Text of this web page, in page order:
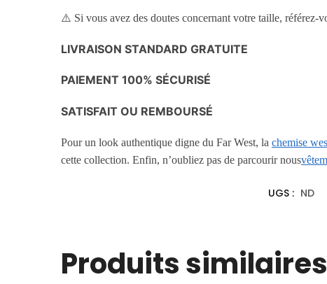
⚠️ Si vous avez des doutes concernant votre taille, référez-
LIVRAISON STANDARD GRATUITE
PAIEMENT 100% SÉCURISÉ
SATISFAIT OU REMBOURSÉ
Pour un look authentique digne du Far West, lachemise
cette collection. Enfin, n’oubliez pas de parcourir nous
UGS : ND
Produits similaires